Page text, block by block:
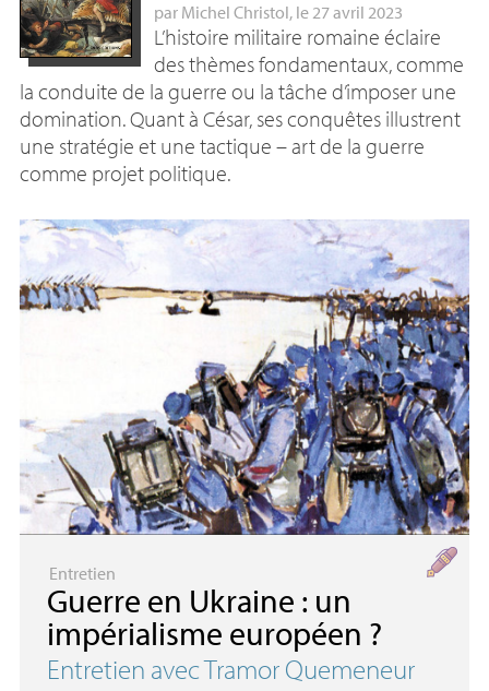
par Michel Christol, le 27 avril 2023
L’histoire militaire romaine éclaire
des thèmes fondamentaux, comme
la conduite de la guerre ou la tâche d’imposer une
domination. Quant à César, ses conquêtes illustrent
une stratégie et une tactique – art de la guerre
comme projet politique.
Entretien
Guerre en Ukraine : un
impérialisme européen ?
Entretien avec Tramor Quemeneur